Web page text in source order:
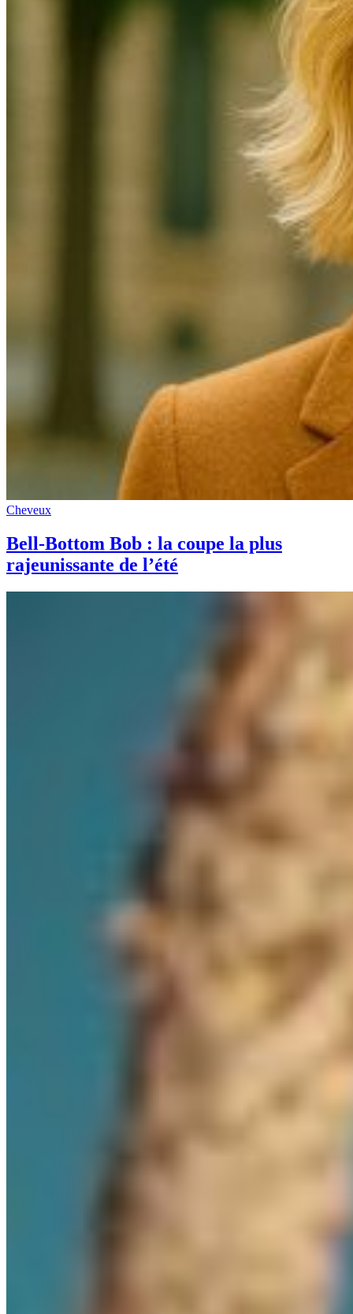
Cheveux
Bell-Bottom Bob : la coupe la plus
rajeunissante de l’été